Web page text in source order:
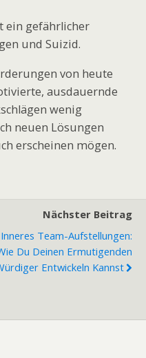
ein gefährlicher
und Suizid.
von heute
ausdauernde
wenig
neuen Lösungen
erscheinen mögen.
Nächster Beitrag
Inneres Team-Aufstellungen:
Du Deinen Ermutigenden
Entwickeln Kannst